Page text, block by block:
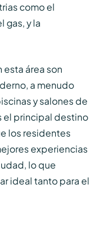
como el
gas, y la
esta área son
a menudo
y salones de
el principal destino
los residentes
experiencias
lo que
ideal tanto para el